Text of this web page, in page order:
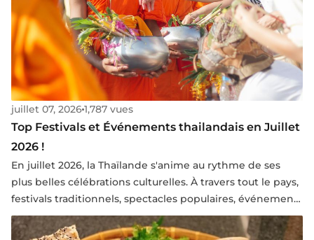
juillet 07, 20261,787 vues
Top Festivals et Événements thailandais en Juillet
2026 !
En juillet 2026, la Thaïlande s'anime au rythme de ses
plus belles célébrations culturelles. À travers tout le pays,
festivals traditionnels, spectacles populaires, événements
familiaux et fêtes locales mettent à l'honneur un
patrimoine vivant et une diversité culturelle